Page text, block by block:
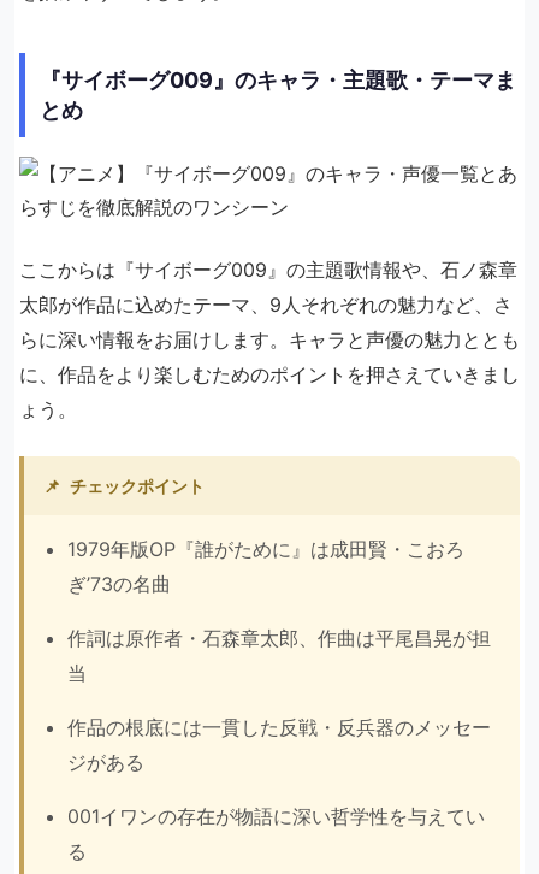
『サイボーグ009』のキャラ・主題歌・テーマま
とめ
ここからは『サイボーグ009』の主題歌情報や、石ノ森章
太郎が作品に込めたテーマ、9人それぞれの魅力など、さ
らに深い情報をお届けします。キャラと声優の魅力ととも
に、作品をより楽しむためのポイントを押さえていきまし
ょう。
📌 チェックポイント
1979年版OP『誰がために』は成田賢・こおろ
ぎ’73の名曲
作詞は原作者・石森章太郎、作曲は平尾昌晃が担
当
作品の根底には一貫した反戦・反兵器のメッセー
ジがある
001イワンの存在が物語に深い哲学性を与えてい
る